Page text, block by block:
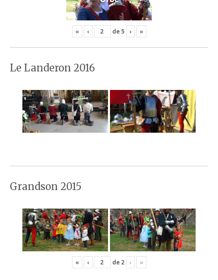
« ‹ de5 › »
Le Landeron 2016
Grandson 2015
« ‹ de2 › »